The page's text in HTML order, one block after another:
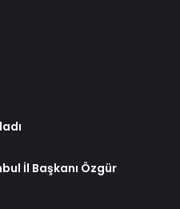
İl Başkanı Özgür